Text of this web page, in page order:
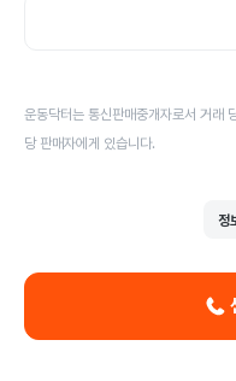
운동닥터는 통신판매중개자로서 거래
당 판매자에게 있습니다.
정